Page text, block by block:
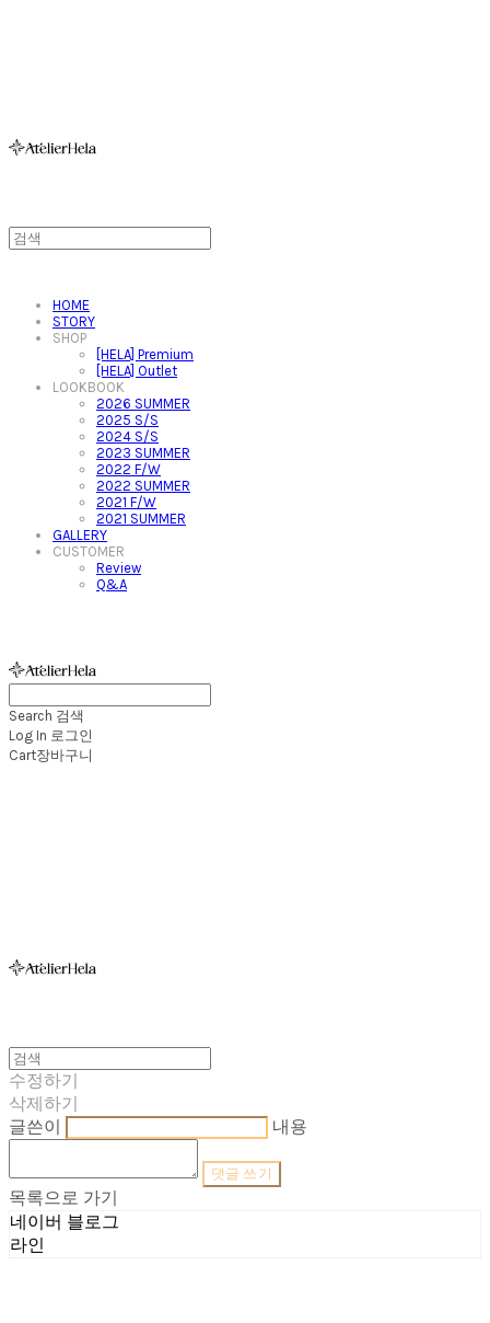
HOME
STORY
SHOP
[HELA] Premium
[HELA] Outlet
LOOKBOOK
2026 SUMMER
2025 S/S
2024 S/S
2023 SUMMER
2022 F/W
2022 SUMMER
2021 F/W
2021 SUMMER
GALLERY
CUSTOMER
Review
Q&A
Search 검색
Log In 로그인
Cart장바구니
수정하기
삭제하기
글쓴이
내용
댓글 쓰기
목록으로 가기
네이버 블로그
라인